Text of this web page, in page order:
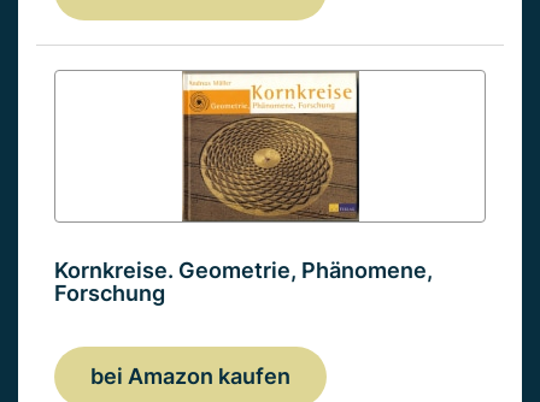
Kornkreise. Geometrie, Phänomene,
Forschung
bei Amazon kaufen